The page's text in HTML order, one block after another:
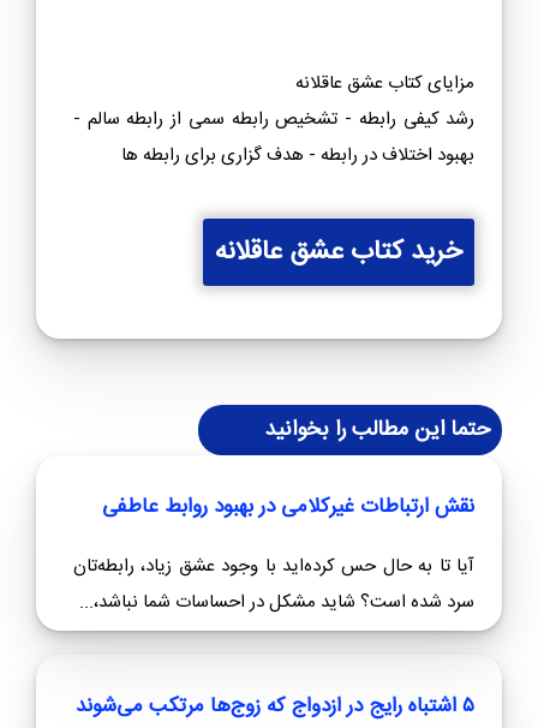
مزایای کتاب سیاست های زنانه به سبک حرا
بهبود رابطه عاطفی - رشد سیاست های زنانه - افزایش
وابستگی
خرید کتاب سیاست های زنانه